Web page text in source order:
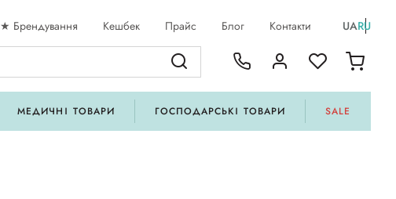
★ Брендування Кешбек Прайс Блог Контакти UARU
МЕДИЧНІ ТОВАРИ ГОСПОДАРСЬКІ ТОВАРИ SALE